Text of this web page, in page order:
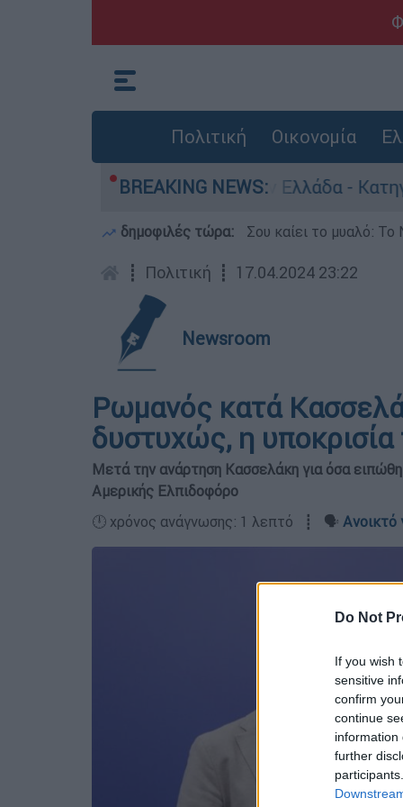
Do Not
If you wish
sensitive
confirm
continue
information
further
Πολιτική Οικονομία
BREAKING NEWS:
ανθρωποκτονίες στην Ελλάδα -
δημοφιλές τώρα: Σου καίει το μυαλό:
┋ Πολιτική ┋ 17.04.2024 23:22
Newsroom
Ρωμανός κατά
δυστυχώς, η υποκρισία
Μετά την ανάρτηση Κασσελάκη για όσα
Αμερικής Ελπιδοφόρο
🕛 χρόνος ανάγνωσης: 1 λεπτό ┋ 🗣️ Ανοικτό